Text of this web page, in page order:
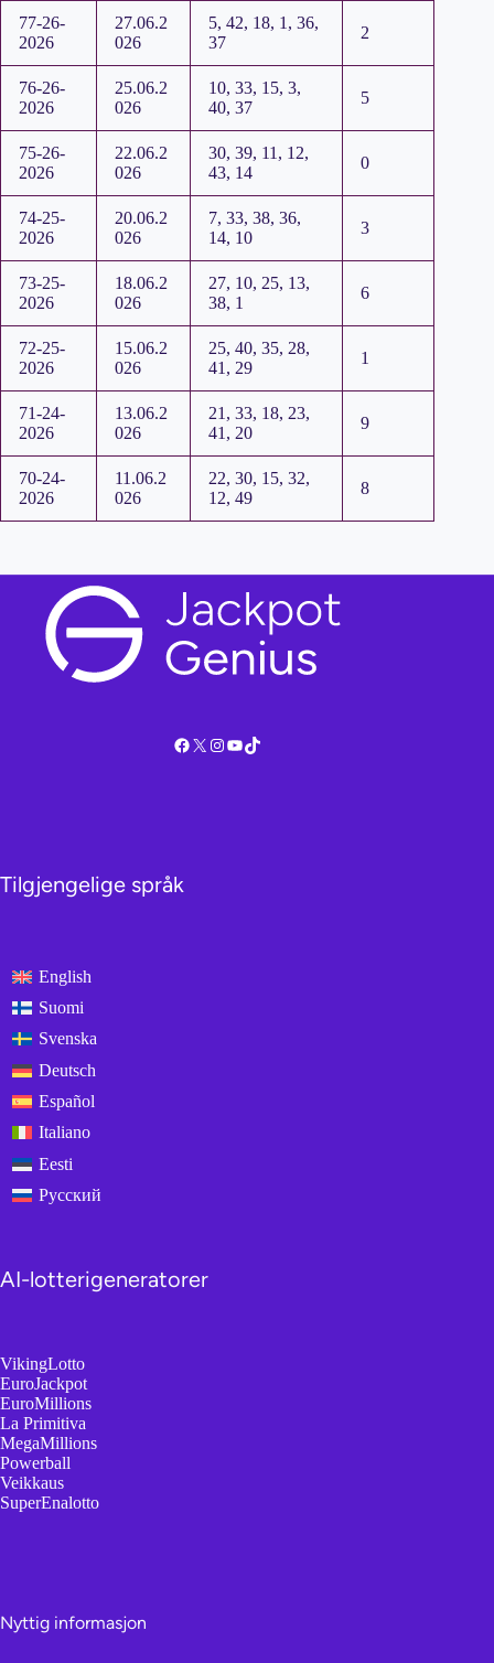
77-26-
2026
27.06.2
026
5, 42, 18, 1, 36,
37
2
76-26-
2026
25.06.2
026
10, 33, 15, 3,
40, 37
5
75-26-
2026
22.06.2
026
30, 39, 11, 12,
43, 14
0
74-25-
2026
20.06.2
026
7, 33, 38, 36,
14, 10
3
73-25-
2026
18.06.2
026
27, 10, 25, 13,
38, 1
6
72-25-
2026
15.06.2
026
25, 40, 35, 28,
41, 29
1
71-24-
2026
13.06.2
026
21, 33, 18, 23,
41, 20
9
70-24-
2026
11.06.2
026
22, 30, 15, 32,
12, 49
8
Facebook
X Instagram
YouTube
TikTok
Tilgjengelige språk
English
Suomi
Svenska
Deutsch
Español
Italiano
Eesti
Русский
AI-lotterigeneratorer
VikingLotto
EuroJackpot
EuroMillions
La Primitiva
MegaMillions
Powerball
Veikkaus
SuperEnalotto
Nyttig informasjon